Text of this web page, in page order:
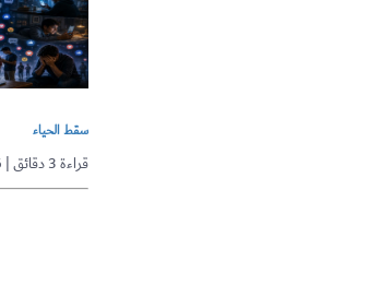
سقط الحياء
08 Aug 2026 | قراءة 3 دقائق